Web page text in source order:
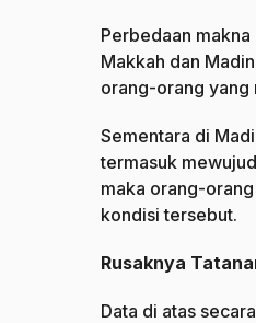
Perbedaan makna
Makkah dan
orang-orang yang
Sementara di
termasuk
maka orang-
kondisi tersebut.
Rusaknya
Data di atas